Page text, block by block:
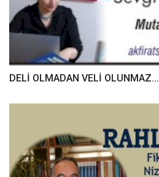
DELİ OLMADAN VELİ OLUNMAZ...